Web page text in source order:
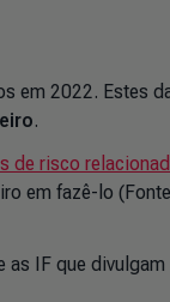
em 2022. Estes
.
de risco
em fazê-lo
as IF que divulgam